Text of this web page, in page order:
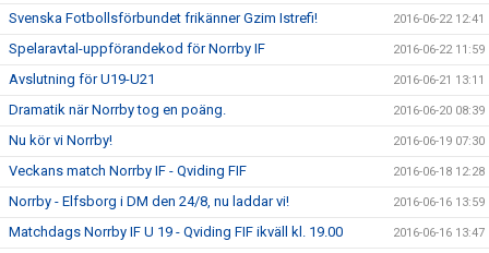
Svenska Fotbollsförbundet frikänner Gzim Istrefi! 2016-06-22 12:41
Spelaravtal-uppförandekod för Norrby IF 2016-06-22 11:59
Avslutning för U19-U21 2016-06-21 13:11
Dramatik när Norrby tog en poäng. 2016-06-20 08:39
Nu kör vi Norrby! 2016-06-19 07:30
Veckans match Norrby IF - Qviding FIF 2016-06-18 12:28
Norrby - Elfsborg i DM den 24/8, nu laddar vi! 2016-06-16 13:59
Matchdags Norrby IF U 19 - Qviding FIF ikväll kl. 19.00 2016-06-16 13:47